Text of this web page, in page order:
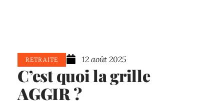
RETRAITE 12 août 2025
C’est quoi la grille
AGGIR ?